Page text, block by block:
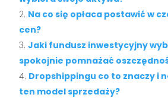
Na co się opłaca postawić w
cen?
Jaki fundusz inwestycyjny
spokojnie pomnażać
Dropshippingu co to znaczy i
ten model sprzedaży?